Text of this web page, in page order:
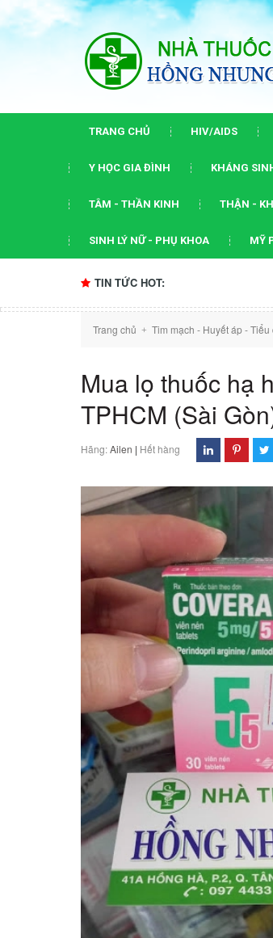
TRANG CHỦ HIV/AIDS
Y HỌC GIA ĐÌNH KHÁNG
TÂM - THẦN KINH THẬN -
SINH LÝ NỮ - PHỤ KHOA MỸ
TIN TỨC HOT:
Trang chủ + Tim mạch - Huyết áp - Tiểu
Mua lọ thuốc hạ
TPHCM (Sài
Hãng:Ailen | Hết hàng